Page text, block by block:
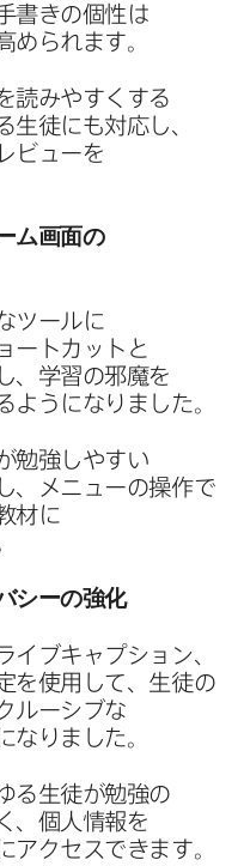
書きの​個性は​
められます。
読みやすく​する​
生徒にも​対応し、​
ビューを​
ム画面の​
ツールに​
ートカットと​
、​学習の​邪魔を​
ようになりました。
勉強しやすい​
、​メニューの​操作で​
材に​
シーの​強化
イブキャプション、​
を​使用して、​生徒の​
ルーシブな​
なりました。
る​生徒が​勉強の​
、​個人情報を​
アクセスできます。